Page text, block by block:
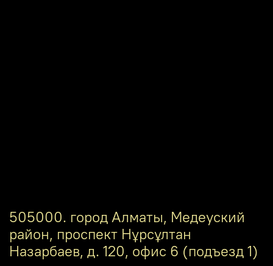
505000. город Алматы, Медеуский
район, проспект Нұрсұлтан
Назарбаев, д. 120, офис 6 (подъезд 1)